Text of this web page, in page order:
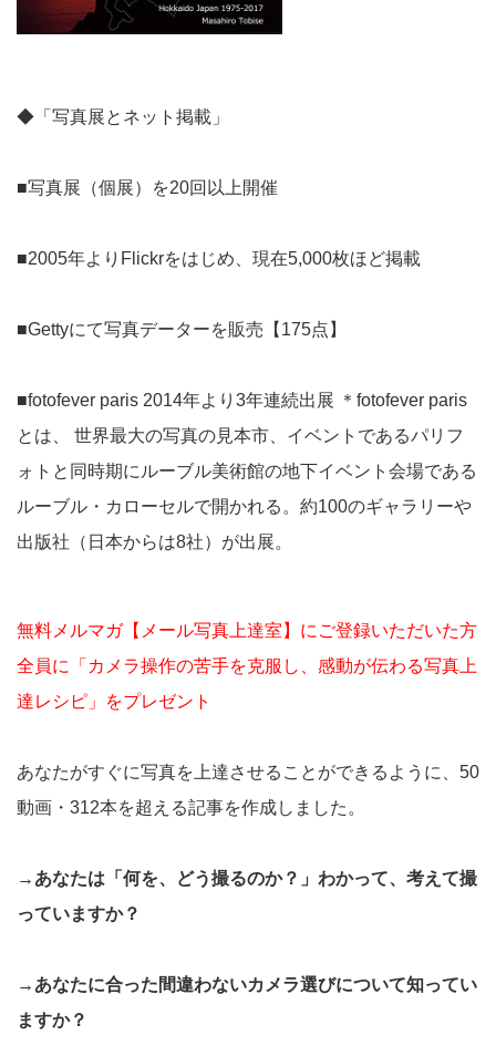
◆「写真展とネット掲載」
■写真展（個展）を20回以上開催
■2005年よりFlickrをはじめ、現在5,000枚ほど掲載
■Gettyにて写真データーを販売【175点】
■fotofever paris 2014年より3年連続出展 ＊fotofever paris
とは、 世界最大の写真の見本市、イベントであるパリフ
ォトと同時期にルーブル美術館の地下イベント会場である
ルーブル・カローセルで開かれる。約100のギャラリーや
出版社（日本からは8社）が出展。
無料メルマガ【メール写真上達室】にご登録いただいた方
全員に「カメラ操作の苦手を克服し、感動が伝わる写真上
達レシピ」をプレゼント
あなたがすぐに写真を上達させることができるように、50
動画・312本を超える記事を作成しました。
→あなたは「何を、どう撮るのか？」わかって、考えて撮
っていますか？
→あなたに合った間違わないカメラ選びについて知ってい
ますか？